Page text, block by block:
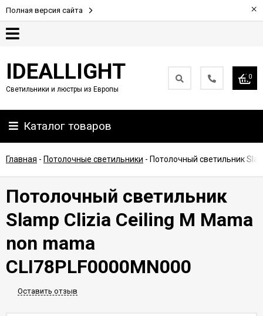
Полная версия сайта ×
Партнерам
Доставка
IDEALLIGHT
Светильники и люстры из Европы
0
Каталог товаров
Главная - Потолочные светильники - Потолочный светильник
Потолочный светильник
Slamp Clizia Ceiling M Mama
non mama
CLI78PLF0000MN000
Оставить отзыв